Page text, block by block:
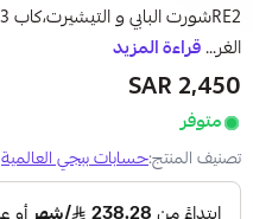
الغر...قراءة المزيد
2,450 SAR
متوفر
تصنيف المنتج:حسابات ببجي العالمية